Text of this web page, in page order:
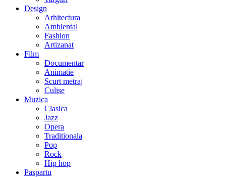
Design
Arhitectura
Ambiental
Fashion
Artizanat
Film
Documentar
Animatie
Scurt metraj
Culise
Muzica
Clasica
Jazz
Opera
Traditionala
Pop
Rock
Hip hop
Paspartu